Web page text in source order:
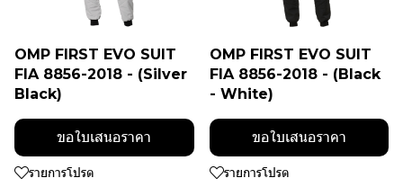
OMP FIRST EVO SUIT
FIA 8856-2018 - (Silver
Black)
ขอใบเสนอราคา
รายการโปรด
OMP FIRST EVO SUIT
FIA 8856-2018 - (Black
- White)
ขอใบเสนอราคา
รายการโปรด